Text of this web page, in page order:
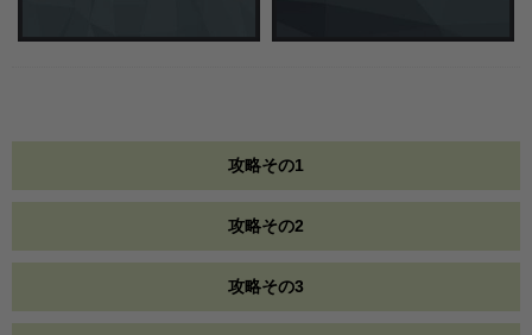
攻略その1
攻略その2
攻略その3